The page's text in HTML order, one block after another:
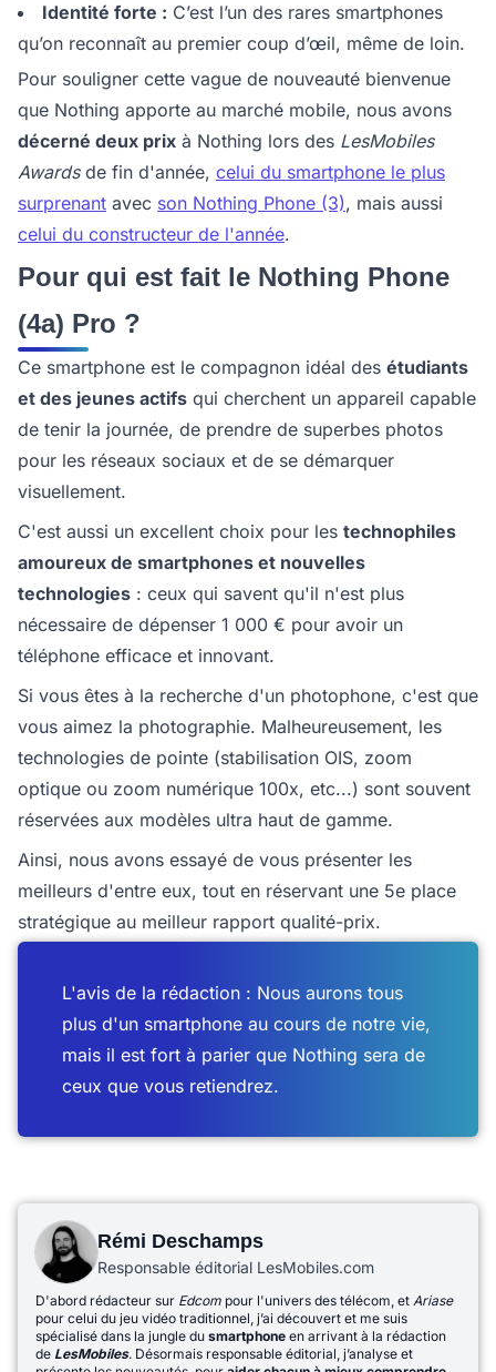
Identité forte : C’est l’un des rares smartphones
qu’on reconnaît au premier coup d’œil, même de loin.
Pour souligner cette vague de nouveauté bienvenue
que Nothing apporte au marché mobile, nous avons
décerné deux prix à Nothing lors des LesMobiles
Awardsde fin d'année, celui du smartphone le plus
surprenant avec son Nothing Phone (3), mais aussi
celui du constructeur de l'année.
Pour qui est fait le Nothing Phone
(4a) Pro ?
Ce smartphone est le compagnon idéal des étudiants
et des jeunes actifs qui cherchent un appareil capable
de tenir la journée, de prendre de superbes photos
pour les réseaux sociaux et de se démarquer
visuellement.
C'est aussi un excellent choix pour les technophiles
amoureux de smartphones et nouvelles
technologies : ceux qui savent qu'il n'est plus
nécessaire de dépenser 1 000 € pour avoir un
téléphone efficace et innovant.
Si vous êtes à la recherche d'un photophone, c'est que
vous aimez la photographie. Malheureusement, les
technologies de pointe (stabilisation OIS, zoom
optique ou zoom numérique 100x, etc...) sont souvent
réservées aux modèles ultra haut de gamme.
Ainsi, nous avons essayé de vous présenter les
meilleurs d'entre eux, tout en réservant une 5e place
stratégique au meilleur rapport qualité-prix.
L'avis de la rédaction : Nous aurons tous
plus d'un smartphone au cours de notre vie,
mais il est fort à parier que Nothing sera de
ceux que vous retiendrez.
Rémi Deschamps
Responsable éditorial LesMobiles.com
D'abord rédacteur sur Edcom pour l'univers des télécom, et Ariase
pour celui du jeu vidéo traditionnel, j’ai découvert et me suis
spécialisé dans la jungle du smartphone en arrivant à la rédaction
de LesMobiles. Désormais responsable éditorial, j’analyse et